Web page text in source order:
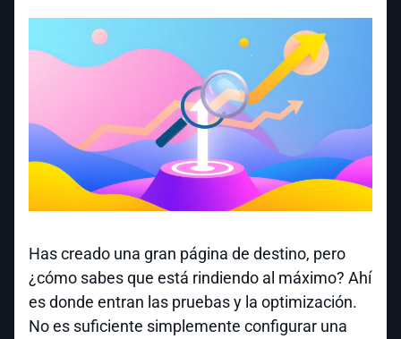
Has creado una gran página de destino, pero
¿cómo sabes que está rindiendo al máximo? Ahí
es donde entran las pruebas y la optimización.
No es suficiente simplemente configurar una